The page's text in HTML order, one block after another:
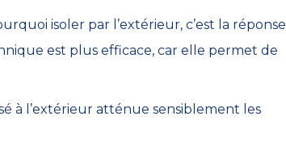
isoler par l’extérieur, c’est la réponse
est plus efficace, car elle permet de
à l’extérieur atténue sensiblement les